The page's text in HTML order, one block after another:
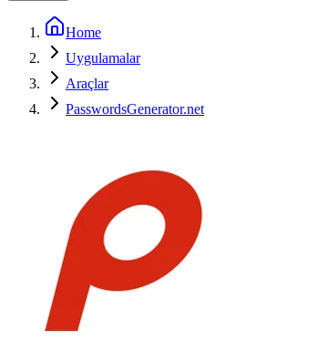
Home
Uygulamalar
Araçlar
PasswordsGenerator.net